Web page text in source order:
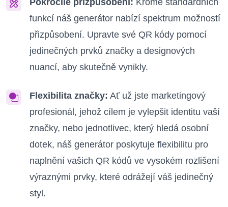
funkcí náš generátor nabízí spektrum možností
přizpůsobení. Upravte své QR kódy pomocí
jedinečných prvků značky a designových
nuancí, aby skutečně vynikly.
Flexibilita značky: Ať už jste marketingový
profesionál, jehož cílem je vylepšit identitu vaší
značky, nebo jednotlivec, který hledá osobní
dotek, náš generátor poskytuje flexibilitu pro
naplnění vašich QR kódů ve vysokém rozlišení
výraznými prvky, které odrážejí váš jedinečný
styl.